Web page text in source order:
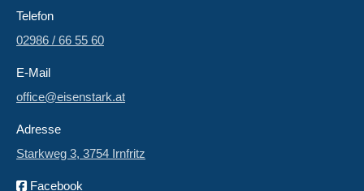
Telefon
02986 / 66 55 60
E-Mail
office@eisenstark.at
Adresse
Starkweg 3, 3754 Irnfritz
Facebook